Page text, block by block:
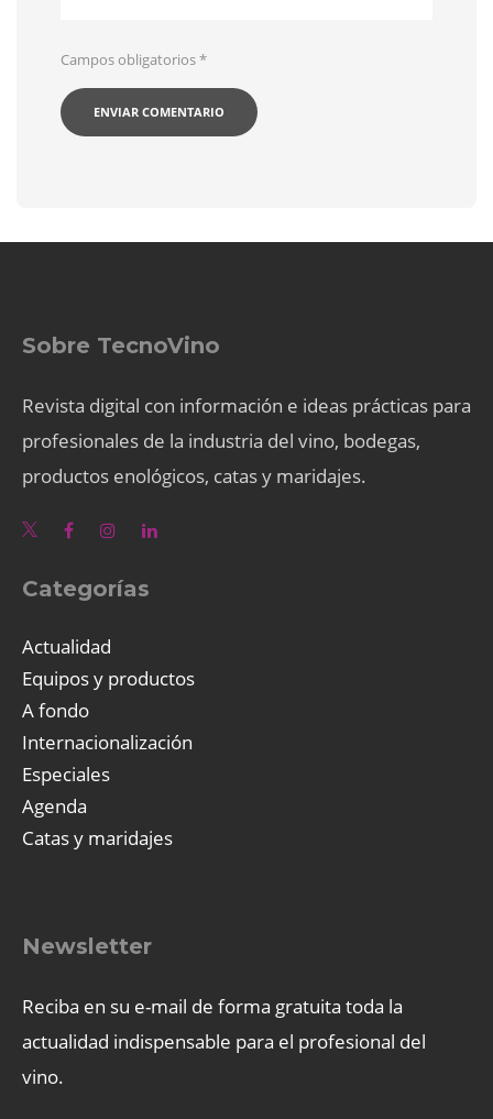
Campos obligatorios*
Sobre TecnoVino
Revista digital con información e ideas prácticas para
profesionales de la industria del vino, bodegas,
productos enológicos, catas y maridajes.
Categorías
Actualidad
Equipos y productos
A fondo
Internacionalización
Especiales
Agenda
Catas y maridajes
Newsletter
Reciba en su e-mail de forma gratuita toda la
actualidad indispensable para el profesional del
vino.